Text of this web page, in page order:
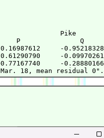
Pike
P               Q
-0.95218328
-0.09970261
-0.28880166